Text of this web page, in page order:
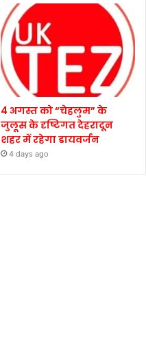
4 अगस्त को “चेहलुम” के
जुलूस के दृष्टिगत देहरादून
शहर में रहेगा डायवर्जन
4 days ago